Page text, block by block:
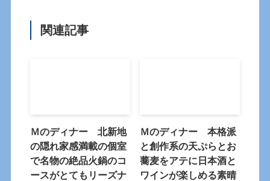
関連記事
Ｍのディナー 北新地
の隠れ家感満載の個室
で名物の絶品火鍋のコ
ースがとてもリーズナ
Ｍのディナー 本格派
と創作系の天ぷらとお
蕎麦をアテに日本酒と
ワインが楽しめる素晴